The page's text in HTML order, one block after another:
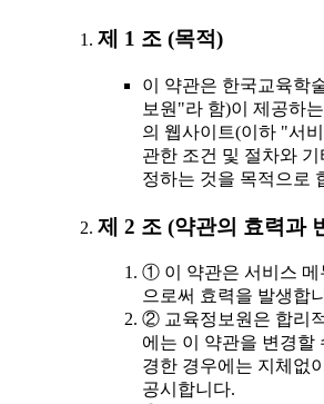
제 1 조 (목적)
이 약관은 한국교육학
보원"라 함)이 제공하
의 웹사이트(이하 "서
관한 조건 및 절차와
정하는 것을 목적으로
제 2 조 (약관의 효력과
① 이 약관은 서비스 메
으로써 효력을 발생합
② 교육정보원은 합리
에는 이 약관을 변경할
경한 경우에는 지체없
공시합니다.